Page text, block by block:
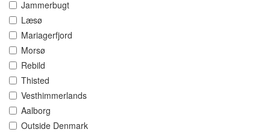
Jammerbugt
Læsø
Mariagerfjord
Morsø
Rebild
Thisted
Vesthimmerlands
Aalborg
Outside Denmark